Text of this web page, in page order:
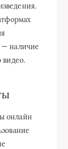
— наличие
видео.
онлайн